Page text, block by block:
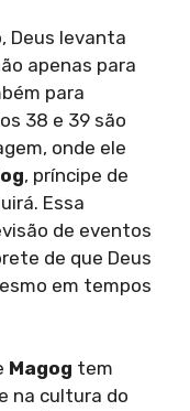
Deus levanta
apenas para
para
38 e 39 são
onde ele
, príncipe de
Essa
de eventos
de que Deus
em tempos
Magog tem
na cultura do